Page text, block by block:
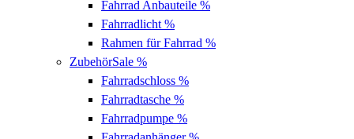
Fahrrad Anbauteile %
Fahrradlicht %
Rahmen für Fahrrad %
ZubehörSale %
Fahrradschloss %
Fahrradtasche %
Fahrradpumpe %